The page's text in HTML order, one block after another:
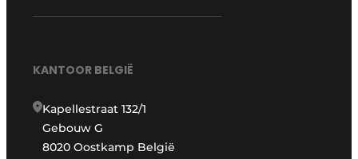
KANTOOR BELGIË
Kapellestraat 132/1
Gebouw G
8020 Oostkamp België